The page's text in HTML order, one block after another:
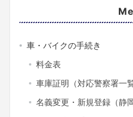
車・バイクの手続き
料金表
車庫証明（対応警察署一覧
名義変更・新規登録（静